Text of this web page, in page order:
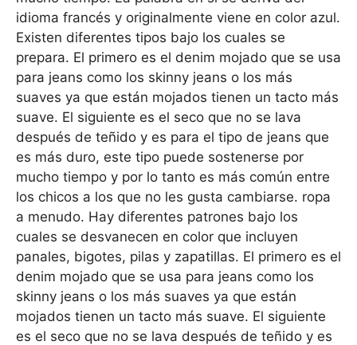
idioma francés y originalmente viene en color azul.
Existen diferentes tipos bajo los cuales se
prepara. El primero es el denim mojado que se usa
para jeans como los skinny jeans o los más
suaves ya que están mojados tienen un tacto más
suave. El siguiente es el seco que no se lava
después de teñido y es para el tipo de jeans que
es más duro, este tipo puede sostenerse por
mucho tiempo y por lo tanto es más común entre
los chicos a los que no les gusta cambiarse. ropa
a menudo. Hay diferentes patrones bajo los
cuales se desvanecen en color que incluyen
panales, bigotes, pilas y zapatillas. El primero es el
denim mojado que se usa para jeans como los
skinny jeans o los más suaves ya que están
mojados tienen un tacto más suave. El siguiente
es el seco que no se lava después de teñido y es